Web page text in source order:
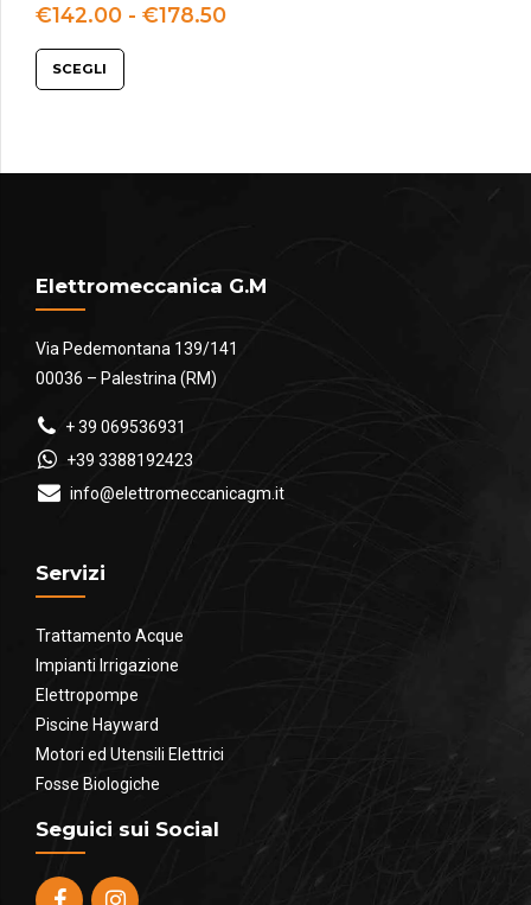
€142.00 - €178.50Fascia
SCEGLI
Elettromeccanica G.M
Via Pedemontana 139/141
00036 – Palestrina (RM)
+ 39 069536931
+39 3388192423
info@elettromeccanicagm.it
Servizi
Trattamento Acque
Impianti Irrigazione
Elettropompe
Piscine Hayward
Motori ed Utensili Elettrici
Fosse Biologiche
Seguici sui Social